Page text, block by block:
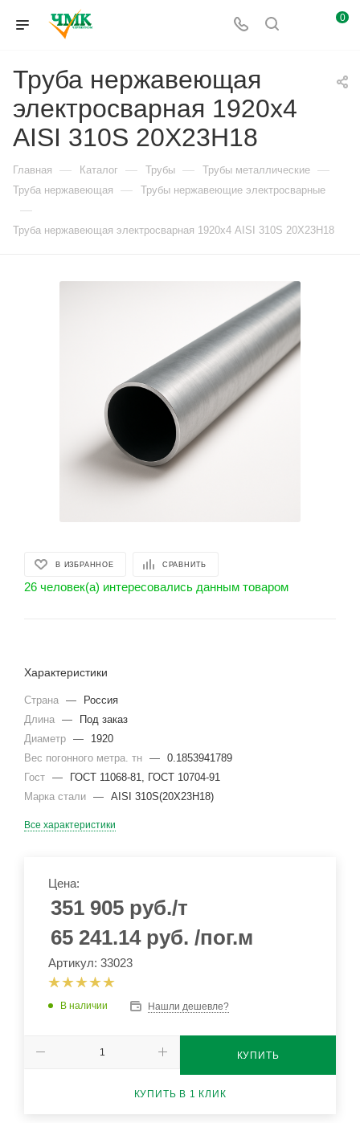
0
Труба нержавеющая
электросварная 1920х4
AISI 310S 20Х23Н18
Главная — Каталог — Трубы — Трубы металлические —
Труба нержавеющая — Трубы нержавеющие электросварные
—
Труба нержавеющая электросварная 1920х4 AISI 310S 20Х23Н18
В ИЗБРАННОЕ СРАВНИТЬ
26 человек(а) интересовались данным товаром
Характеристики
Страна —
Россия
Длина —
Под заказ
Диаметр —
1920
Вес погонного метра. тн — 0.1853941789
Гост —
ГОСТ 11068-81, ГОСТ 10704-91
Марка стали — AISI 310S(20Х23Н18)
Все характеристики
Цена:
351 905 руб./т
65 241.14 руб. /пог.м
Артикул: 33023
В наличии Нашли дешевле?
КУПИТЬ
КУПИТЬ В 1 КЛИК